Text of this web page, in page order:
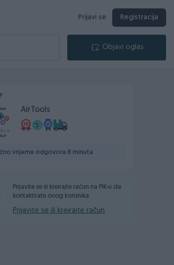
Prijavi se Registracija
Objavi oglas
AirTools
vrijeme odgovora 8 minuta
Prijavite se ili kreirajte račun na PIK-u da
kontaktirate ovog korisnika.
Prijavite se ili kreirajte račun